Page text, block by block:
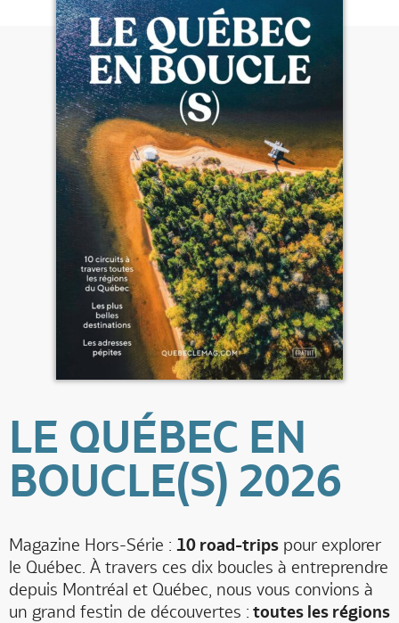
LE QUÉBEC EN
BOUCLE(S) 2026
Magazine Hors-Série : 10 road-trips pour explorer
le Québec. À travers ces dix boucles à entreprendre
depuis Montréal et Québec, nous vous convions à
un grand festin de découvertes : toutes les régions